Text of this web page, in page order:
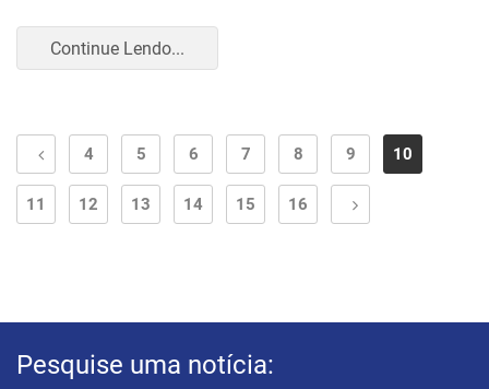
Continue Lendo...
4 5 6 7 8 9 10
11 12 13 14 15 16
Pesquise uma notícia: